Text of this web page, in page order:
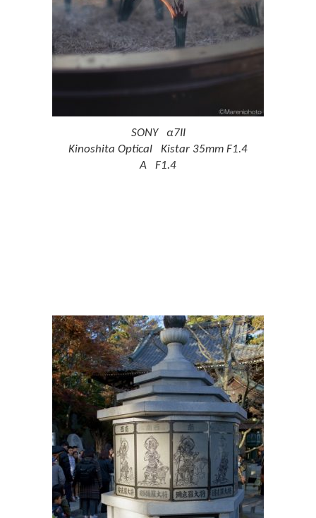
SONY α7II
Kinoshita Optical Kistar 35mm F1.4
A F1.4